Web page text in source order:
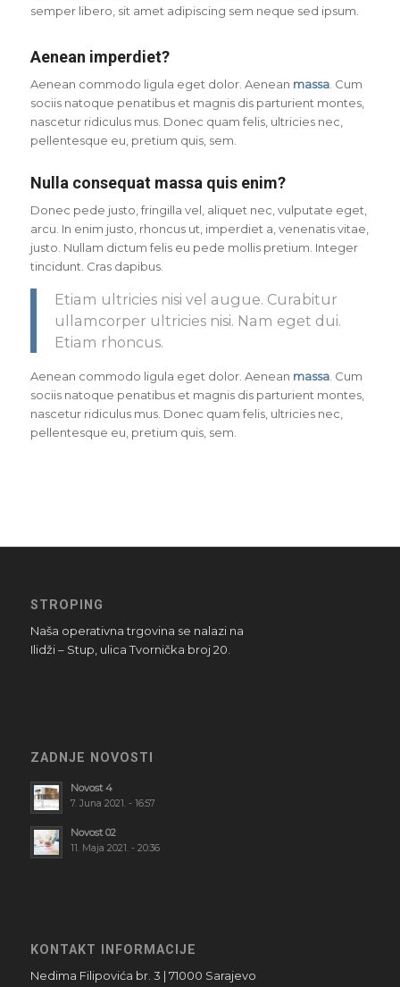
semper libero, sit amet adipiscing sem neque sed ipsum.
Aenean imperdiet?
Aenean commodo ligula eget dolor. Aenean massa. Cum
sociis natoque penatibus et magnis dis parturient montes,
nascetur ridiculus mus. Donec quam felis, ultricies nec,
pellentesque eu, pretium quis, sem.
Nulla consequat massa quis enim?
Donec pede justo, fringilla vel, aliquet nec, vulputate eget,
arcu. In enim justo, rhoncus ut, imperdiet a, venenatis vitae,
justo. Nullam dictum felis eu pede mollis pretium. Integer
tincidunt. Cras dapibus.
Etiam ultricies nisi vel augue. Curabitur
ullamcorper ultricies nisi. Nam eget dui.
Etiam rhoncus.
Aenean commodo ligula eget dolor. Aenean massa. Cum
sociis natoque penatibus et magnis dis parturient montes,
nascetur ridiculus mus. Donec quam felis, ultricies nec,
pellentesque eu, pretium quis, sem.
STROPING
Naša operativna trgovina se nalazi na
Ilidži – Stup, ulica Tvornička broj 20.
ZADNJE NOVOSTI
Novost 4
7. Juna 2021. - 16:57
Novost 02
11. Maja 2021. - 20:36
KONTAKT INFORMACIJE
Nedima Filipovića br. 3 | 71000 Sarajevo